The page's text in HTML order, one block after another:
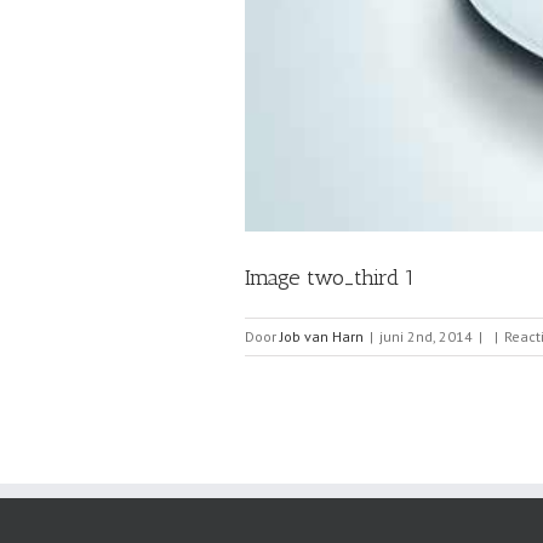
Image two_third 1
Door Job van Harn | juni 2nd, 2014 | |